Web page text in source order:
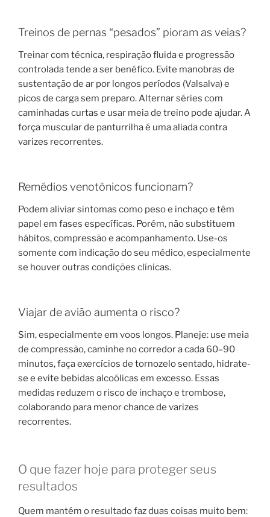
Treinos de pernas “pesados” pioram as veias?
Treinar com técnica, respiração fluida e progressão
controlada tende a ser benéfico. Evite manobras de
sustentação de ar por longos períodos (Valsalva) e
picos de carga sem preparo. Alternar séries com
caminhadas curtas e usar meia de treino pode ajudar. A
força muscular de panturrilha é uma aliada contra
varizes recorrentes.
Remédios venotônicos funcionam?
Podem aliviar sintomas como peso e inchaço e têm
papel em fases específicas. Porém, não substituem
hábitos, compressão e acompanhamento. Use-os
somente com indicação do seu médico, especialmente
se houver outras condições clínicas.
Viajar de avião aumenta o risco?
Sim, especialmente em voos longos. Planeje: use meia
de compressão, caminhe no corredor a cada 60–90
minutos, faça exercícios de tornozelo sentado, hidrate-
se e evite bebidas alcoólicas em excesso. Essas
medidas reduzem o risco de inchaço e trombose,
colaborando para menor chance de varizes
recorrentes.
O que fazer hoje para proteger seus
resultados
Quem mantém o resultado faz duas coisas muito bem: